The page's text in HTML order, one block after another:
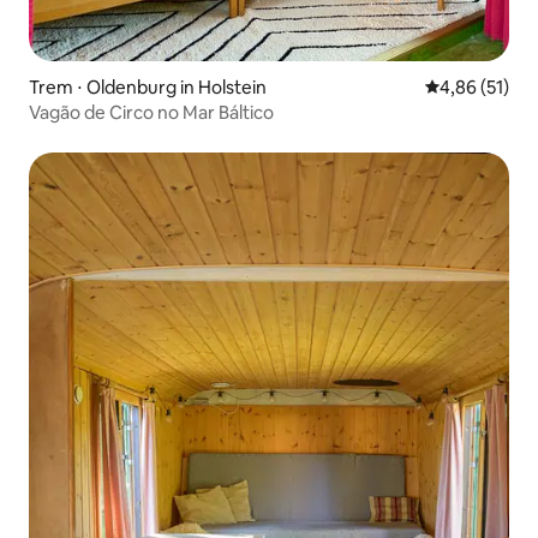
Trem ⋅ Oldenburg in Holstein 4,86 de uma
4,86 (51)
Vagão de Circo no Mar Báltico